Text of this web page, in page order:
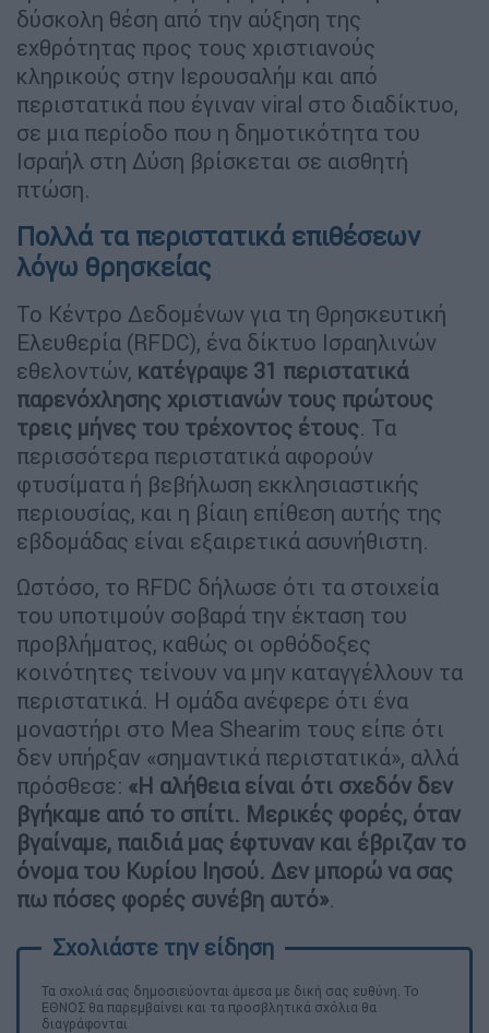
δύσκολη θέση από την αύξηση της
εχθρότητας προς τους χριστιανούς
κληρικούς στην Ιερουσαλήμ και από
περιστατικά που έγιναν viral στο διαδίκτυο,
σε μια περίοδο που η δημοτικότητα του
Ισραήλ στη Δύση βρίσκεται σε αισθητή
πτώση.
Πολλά τα περιστατικά επιθέσεων
λόγω θρησκείας
Το Κέντρο Δεδομένων για τη Θρησκευτική
Ελευθερία (RFDC), ένα δίκτυο Ισραηλινών
εθελοντών, κατέγραψε 31 περιστατικά
παρενόχλησης χριστιανών τους πρώτους
τρεις μήνες του τρέχοντος έτους. Τα
περισσότερα περιστατικά αφορούν
φτυσίματα ή βεβήλωση εκκλησιαστικής
περιουσίας, και η βίαιη επίθεση αυτής της
εβδομάδας είναι εξαιρετικά ασυνήθιστη.
Ωστόσο, το RFDC δήλωσε ότι τα στοιχεία
του υποτιμούν σοβαρά την έκταση του
προβλήματος, καθώς οι ορθόδοξες
κοινότητες τείνουν να μην καταγγέλλουν τα
περιστατικά. Η ομάδα ανέφερε ότι ένα
μοναστήρι στο Mea Shearim τους είπε ότι
δεν υπήρξαν «σημαντικά περιστατικά», αλλά
πρόσθεσε: «Η αλήθεια είναι ότι σχεδόν δεν
βγήκαμε από το σπίτι. Μερικές φορές, όταν
βγαίναμε, παιδιά μας έφτυναν και έβριζαν το
όνομα του Κυρίου Ιησού. Δεν μπορώ να σας
πω πόσες φορές συνέβη αυτό».
Τα σχολιά σας δημοσιεύονται άμεσα με δική σας ευθύνη. Το
ΕΘΝΟΣ θα παρεμβαίνει και τα προσβλητικά σχόλια θα
διαγράφονται